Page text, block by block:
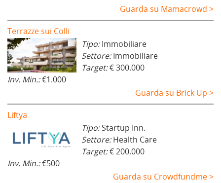
Guarda su Mamacrowd >
Terrazze sui Colli
Tipo:Immobiliare
Settore:Immobiliare
Target:€ 300.000
Inv. Min.:€1.000
Guarda su Brick Up >
Liftya
Tipo:Startup Inn.
Settore:Health Care
Target:€ 200.000
Inv. Min.:€500
Guarda su Crowdfundme >